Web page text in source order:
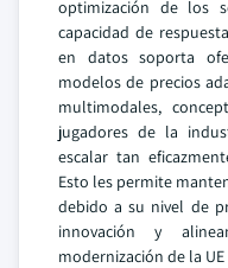
optimización de los
capacidad de
en datos soporta
modelos de precios
multimodales,
jugadores de la
escalar tan
Esto les permite
debido a su nivel de
innovación y
modernización de la